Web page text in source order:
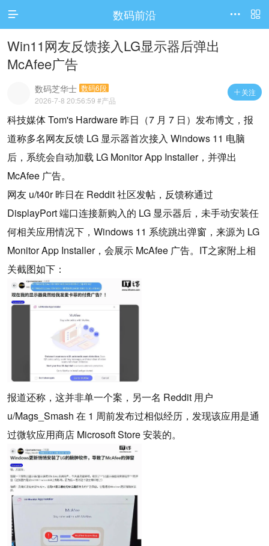
访问电脑版
 数码前沿 

Win11网友反馈接入LG显示器后弹出
McAfee广告
 关注
数码芝华士 数码6段
2026-7-8 20:56:59 #产品
科技媒体 Tom's Hardware 昨日（7 月 7 日）发布博文，报
道称多名网友反馈 LG 显示器首次接入 Windows 11 电脑
后，系统会自动加载 LG Monitor App Installer，并弹出
McAfee 广告。
网友 u/t40r 昨日在 Reddit 社区发帖，反馈称通过
DisplayPort 端口连接新购入的 LG 显示器后，未手动安装任
何相关应用情况下，Windows 11 系统跳出弹窗，来源为 LG
Monitor App Installer，会展示 McAfee 广告。IT之家附上相
关截图如下：
报道还称，这并非单一个案，另一名 Reddit 用户
u/Mags_Smash 在 1 周前发布过相似经历，发现该应用是通
过微软应用商店 Microsoft Store 安装的。